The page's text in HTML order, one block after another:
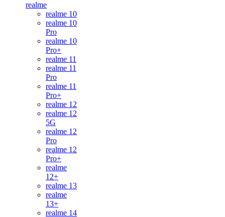
realme
realme 10
realme 10
Pro
realme 10
Pro+
realme 11
realme 11
Pro
realme 11
Pro+
realme 12
realme 12
5G
realme 12
Pro
realme 12
Pro+
realme
12+
realme 13
realme
13+
realme 14